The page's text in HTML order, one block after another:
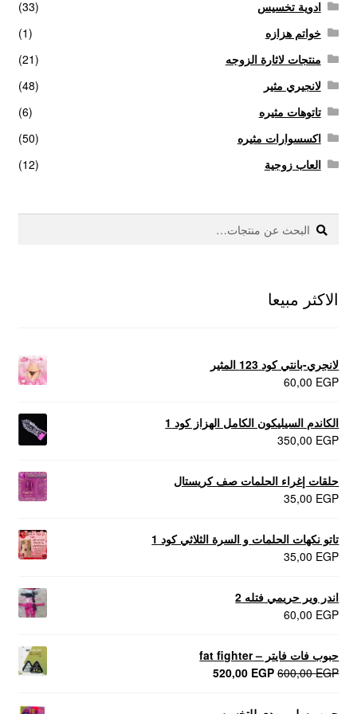
ادوية تخسيس
(33)
خواتم هزازه
(1)
منتجات لاثارة الزوجه
(21)
لانجيري مثير
(48)
تاتوهات مثيره
(6)
اكسسوارات مثيره
(50)
العاب زوجية
(12)
البحث
عن:
بحث
الاكثر مبيعا
لانجري-بانتي كود 123 المثير
60,00 EGP
الكاندم السيليكون الكامل الهزاز كود 1
350,00 EGP
حلقات إغراء الحلمات صف كريستال
35,00 EGP
تاتو نكهات الحلمات و السرة الثلاثي كود 1
35,00 EGP
اندر وير حريمي فتله 2
60,00 EGP
حبوب فات فايتر – fat fighter
600,00EGP
السعر520,00 EGP
السعر